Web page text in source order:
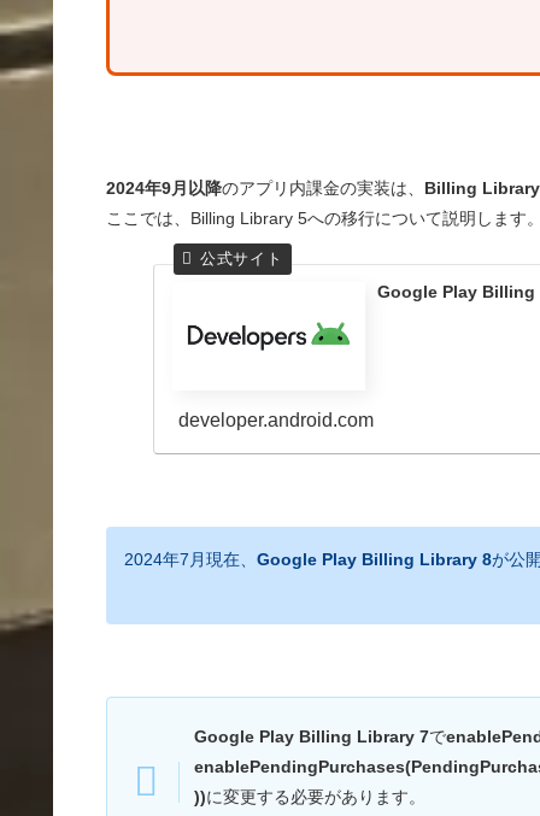
2024年9月以降のアプリ内課金の実装は、 Billing Library
ここでは、Billing Library 5への移行について説明します
Google Play
developer.android.com
2024年7月現在、 Google Play Billing Library 8が公
Google Play Billing Library 7で
))に変更する必要があります。